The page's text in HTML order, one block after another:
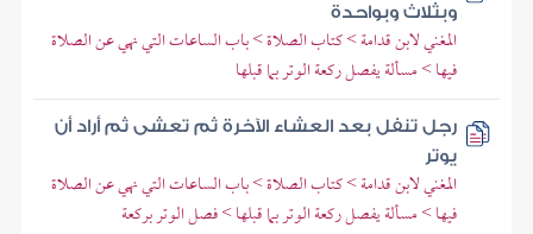
وبثلاث وبواحدة
المغني لابن قدامة > كتاب الصلاة > باب الساعات التي نهي عن الصلاة
فيها > مسألة يفصل ركعة الوتر بما قبلها
رجل تنفل بعد العشاء الآخرة ثم تعشى ثم أراد أن
يوتر
المغني لابن قدامة > كتاب الصلاة > باب الساعات التي نهي عن الصلاة
فيها > مسألة يفصل ركعة الوتر بما قبلها > فصل الوتر بركعة